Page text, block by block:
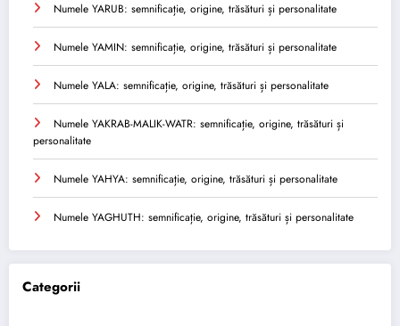
Numele YARUB: semnificație, origine, trăsături și personalitate
Numele YAMIN: semnificație, origine, trăsături și personalitate
Numele YALA: semnificație, origine, trăsături și personalitate
Numele YAKRAB-MALIK-WATR: semnificație, origine, trăsături și
personalitate
Numele YAHYA: semnificație, origine, trăsături și personalitate
Numele YAGHUTH: semnificație, origine, trăsături și personalitate
Categorii